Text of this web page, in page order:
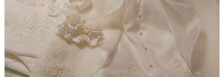
【ドレスリメイク】ママとお揃いリボンのベビード
レス
【ドレス＆ベールリメイク】ラブリーリボンのベビ
ードレス